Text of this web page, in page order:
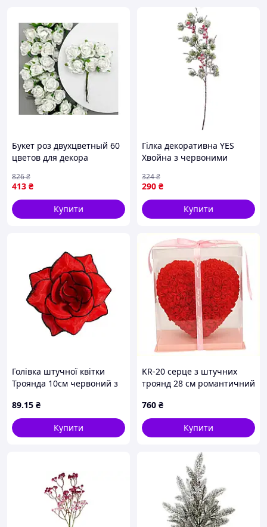
Букет роз двухцветный 60
цветов для декора
белый ТМ КИТАЙ
413 ₴
826₴
Купити
Гілка декоративна YES
Хвойна з червоними
зелена
290 ₴
324₴
Купити
Голівка штучної квітки
Троянда 10см червоний з
REPOSA 1262656 tjy
89.15 ₴
Купити
KR-20 серце з штучних
троянд 28 см романтичний
760 ₴
Купити